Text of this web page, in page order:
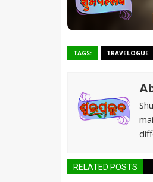
TAGS: TRAVELOGUE
RELATED POSTS